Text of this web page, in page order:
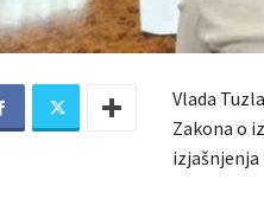
Vlada
Zakona o